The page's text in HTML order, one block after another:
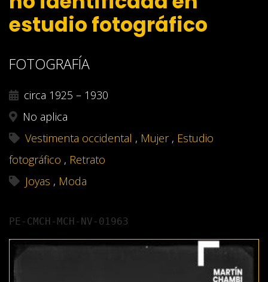
estudio fotográfico
FOTOGRAFÍA
circa 1925 – 1930
No aplica
Vestimenta occidental , Mujer, Estudio
fotográfico , Retrato
Joyas , Moda
PE-CMCH-MCH-NV-01963